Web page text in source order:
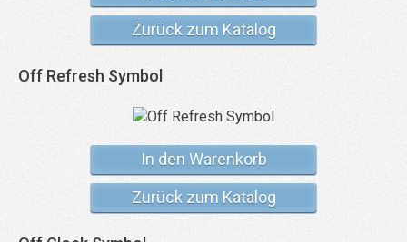
Zurück zum Katalog
Off Refresh Symbol
In den Warenkorb
Zurück zum Katalog